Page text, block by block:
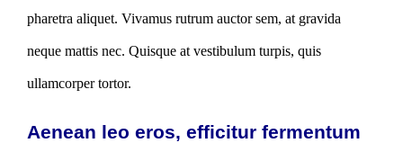
pharetra aliquet. Vivamus rutrum auctor sem, at gravida
neque mattis nec. Quisque at vestibulum turpis, quis
ullamcorper tortor.
Aenean leo eros, efficitur fermentum